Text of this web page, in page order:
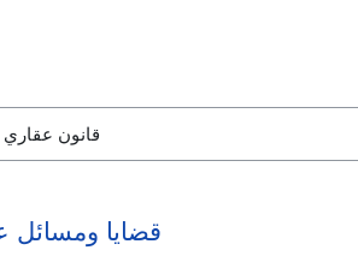
قضايا ومسائل